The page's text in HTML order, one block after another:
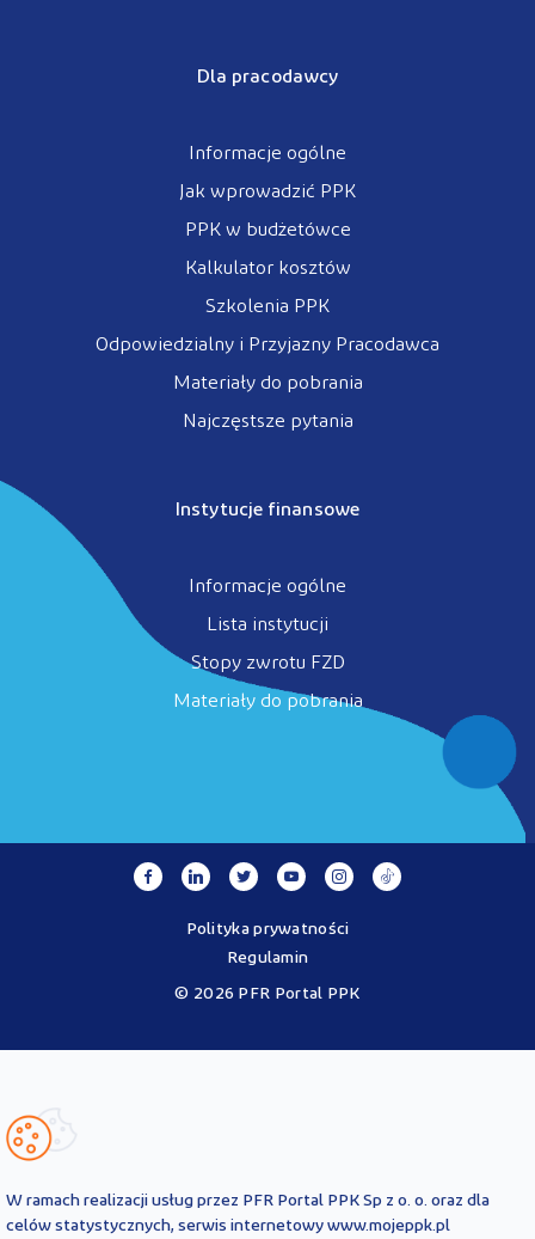
Dla pracodawcy
Informacje ogólne
Jak wprowadzić PPK
PPK w budżetówce
Kalkulator kosztów
Szkolenia PPK
Odpowiedzialny i Przyjazny Pracodawca
Materiały do pobrania
Najczęstsze pytania
Instytucje finansowe
Informacje ogólne
Lista instytucji
Stopy zwrotu FZD
Materiały do pobrania
© 2026 PFR Portal PPK
Polityka prywatności
Regulamin
Ustawy o PPK przez operatora - PFR Portal PPK sp. z o.o., spółkę
obowiązujących przepisów prawa i każdorazowo
powinny być interpretowane oraz stosowane z uwzględnieniem
W ramach realizacji usług przez PFR Portal PPK Sp z o. o. oraz dla
celów statystycznych, serwis internetowy www.mojeppk.pl